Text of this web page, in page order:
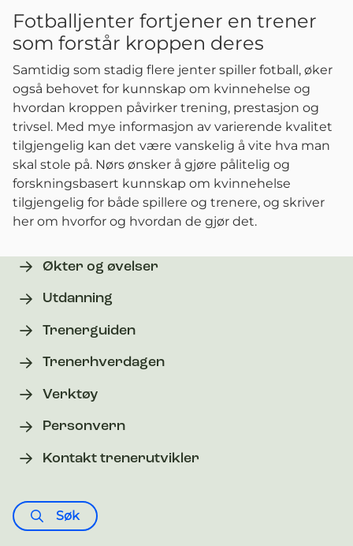
Fotballjenter fortjener en trener
som forstår kroppen deres
Samtidig som stadig flere jenter spiller fotball, øker
også behovet for kunnskap om kvinnehelse og
hvordan kroppen påvirker trening, prestasjon og
trivsel. Med mye informasjon av varierende kvalitet
tilgjengelig kan det være vanskelig å vite hva man
skal stole på. Nørs ønsker å gjøre pålitelig og
forskningsbasert kunnskap om kvinnehelse
tilgjengelig for både spillere og trenere, og skriver
her om hvorfor og hvordan de gjør det.
Økter og øvelser
Utdanning
Trenerguiden
Trenerhverdagen
Verktøy
Personvern
Kontakt trenerutvikler
Søk